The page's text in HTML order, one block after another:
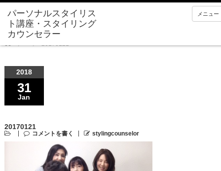
メニュー
20170121
2018
31
Jan
20170121
コメントを書く stylingcounselor